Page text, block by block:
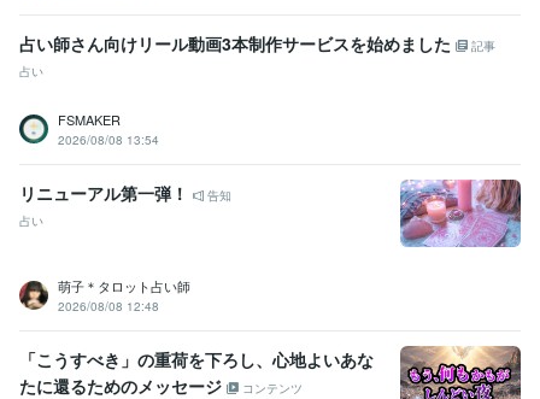
占い師さん向けリール動画3本制作サービスを始めました
記事
占い
FSMAKER
2026/08/08 13:54
リニューアル第一弾！
告知
占い
萌子＊タロット占い師
2026/08/08 12:48
「こうすべき」の重荷を下ろし、心地よいあな
たに還るためのメッセージ
コンテンツ